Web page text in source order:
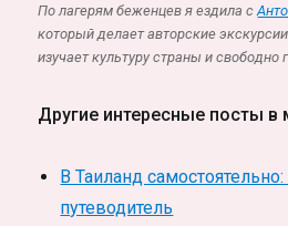
По лагерям беженцев я ездила с
который делает авторские
изучает культуру страны и свободно
Другие интересные посты в
В Таиланд
путеводитель